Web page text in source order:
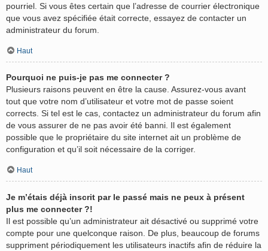
pourriel. Si vous êtes certain que l’adresse de courrier électronique
que vous avez spécifiée était correcte, essayez de contacter un
administrateur du forum.
Haut
Pourquoi ne puis-je pas me connecter ?
Plusieurs raisons peuvent en être la cause. Assurez-vous avant
tout que votre nom d’utilisateur et votre mot de passe soient
corrects. Si tel est le cas, contactez un administrateur du forum afin
de vous assurer de ne pas avoir été banni. Il est également
possible que le propriétaire du site internet ait un problème de
configuration et qu’il soit nécessaire de la corriger.
Haut
Je m’étais déjà inscrit par le passé mais ne peux à présent
plus me connecter ?!
Il est possible qu’un administrateur ait désactivé ou supprimé votre
compte pour une quelconque raison. De plus, beaucoup de forums
suppriment périodiquement les utilisateurs inactifs afin de réduire la